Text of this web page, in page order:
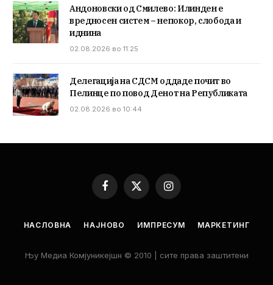
Андоновски од Смилево: Илинден е
вредносен систем – непокор, слобода и
иднина
02.08.2026 во 11:25
Делегација на СДСМ оддаде почит во
Пелинце по повод Денот на Републиката
02.08.2026 во 10:44
Facebook
X
(Twitter)
Instagram
НАСЛОВНА НАЈНОВО ИМПРЕСУМ МАРКЕТИНГ
Њу Медиа Комјуникејшн © 2010 | сите права заштитени